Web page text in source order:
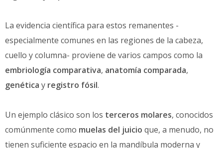
La evidencia científica para estos remanentes -
especialmente comunes en las regiones de la cabeza,
cuello y columna- proviene de varios campos como la
embriología comparativa, anatomía comparada,
genética y registro fósil.
Un ejemplo clásico son los terceros molares, conocidos
comúnmente como muelas del juicio que, a menudo, no
tienen suficiente espacio en la mandíbula moderna y